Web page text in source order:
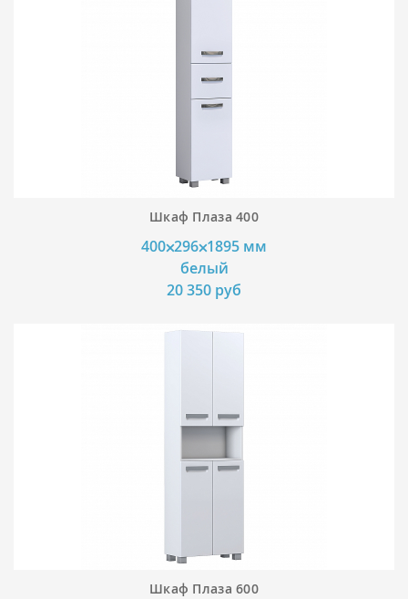
Шкаф Плаза 400
400⨉296⨉1895 мм
белый
20 350 руб
Шкаф Плаза 600